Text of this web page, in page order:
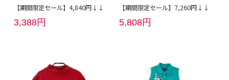
【期間限定セール】4,840円↓↓
3,388円
【期間限定セール】7,260円↓↓
5,808円